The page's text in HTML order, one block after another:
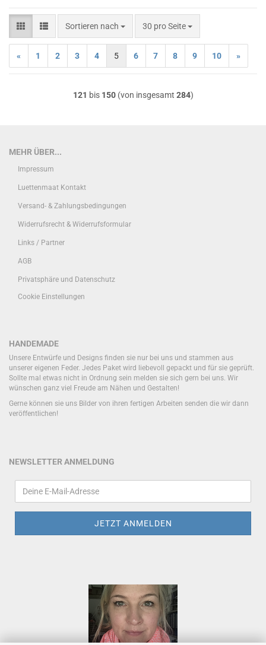
Sortieren nach
Sortieren nach 30 pro Seite
pro Seite
« 1 2 3 4 5 6 7 8 9 10 »
121 bis 150(von insgesamt 284)
MEHR ÜBER...
Impressum
Luettenmaat Kontakt
Versand- & Zahlungsbedingungen
Widerrufsrecht & Widerrufsformular
Links / Partner
AGB
Privatsphäre und Datenschutz
Cookie Einstellungen
HANDEMADE
Unsere Entwürfe und Designs finden sie nur bei uns und stammen aus
unserer eigenen Feder. Jedes Paket wird liebevoll gepackt und für sie geprüft.
Sollte mal etwas nicht in Ordnung sein melden sie sich gern bei uns. Wir
wünschen ganz viel Freude am Nähen und Gestalten!
Gerne können sie uns Bilder von ihren fertigen Arbeiten senden die wir dann
veröffentlichen!
NEWSLETTER ANMELDUNG